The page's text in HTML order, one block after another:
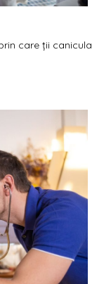
care ții canicula